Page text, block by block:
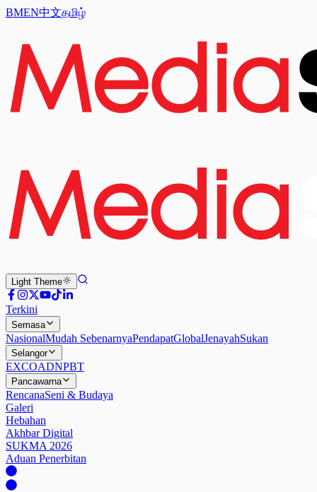
BMEN中文தமிழ்
Light Theme
Terkini
Semasa
NasionalMudah SebenarnyaPendapatGlobalJenayahSukan
Selangor
EXCOADNPBT
Pancawarna
RencanaSeni & Budaya
Galeri
Hebahan
Akhbar Digital
SUKMA 2026
Aduan Penerbitan